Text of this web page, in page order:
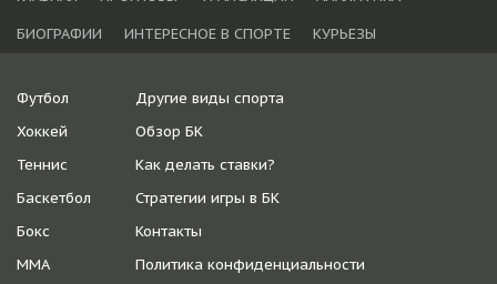
БИОГРАФИИ
ИНТЕРЕСНОЕ В СПОРТЕ КУРЬЕЗЫ
Футбол
Хоккей
Теннис
Баскетбол
Бокс
ММА
Другие виды спорта
Обзор БК
Как делать ставки?
Стратегии игры в БК
Контакты
Политика конфиденциальности